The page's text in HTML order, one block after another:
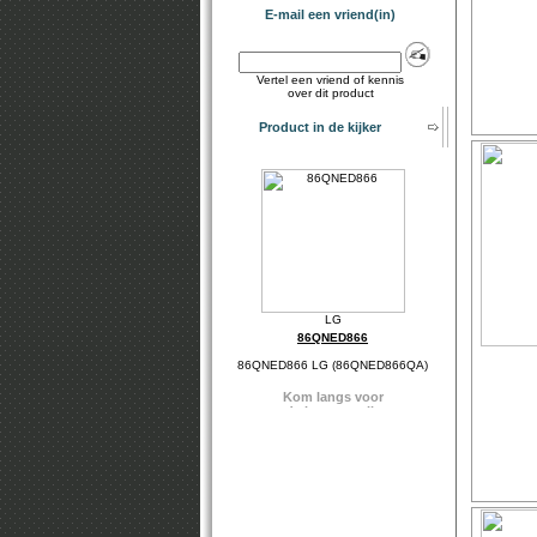
E-mail een vriend(in)
Vertel een vriend of kennis
over dit product
Product in de kijker
86QNED866
86QNED866 LG (86QNED866QA)